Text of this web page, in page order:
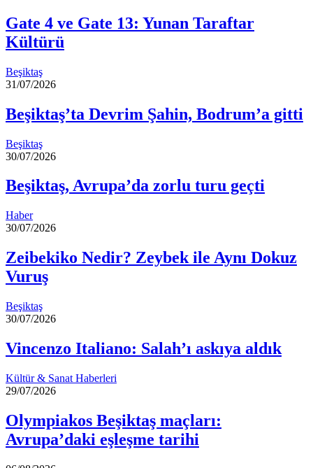
Gate 4 ve Gate 13: Yunan Taraftar
Kültürü
Beşiktaş
31/07/2026
Beşiktaş’ta Devrim Şahin, Bodrum’a gitti
Beşiktaş
30/07/2026
Beşiktaş, Avrupa’da zorlu turu geçti
Haber
30/07/2026
Zeibekiko Nedir? Zeybek ile Aynı Dokuz
Vuruş
Beşiktaş
30/07/2026
Vincenzo Italiano: Salah’ı askıya aldık
Kültür & Sanat Haberleri
29/07/2026
Olympiakos Beşiktaş maçları:
Avrupa’daki eşleşme tarihi